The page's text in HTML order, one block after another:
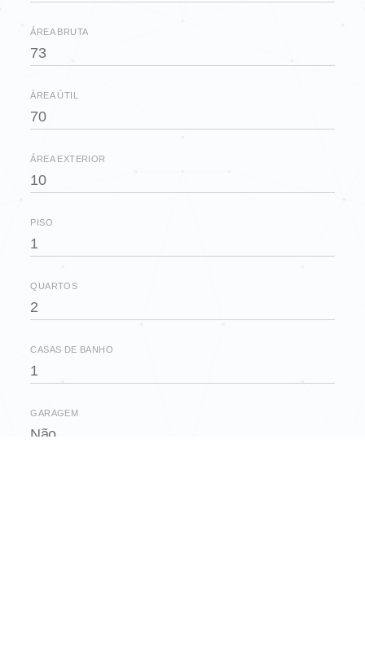
ÁREA BRUTA
73
ÁREA ÚTIL
70
ÁREA EXTERIOR
10
PISO
1
QUARTOS
2
CASAS DE BANHO
1
GARAGEM
Não